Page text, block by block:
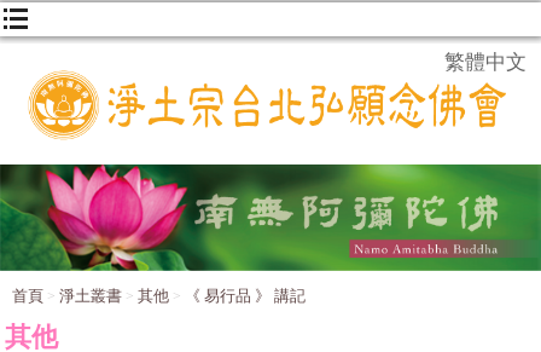
繁體中文
首頁 淨土叢書 其他 《 易行品 》 講記
其他